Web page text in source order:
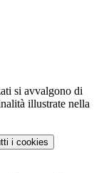
si avvalgono di
illustrate nella
i cookies